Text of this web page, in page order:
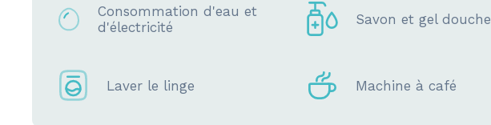
Consommation d'eau et
d'électricité
Savon et gel douche
Laver le linge Machine à café